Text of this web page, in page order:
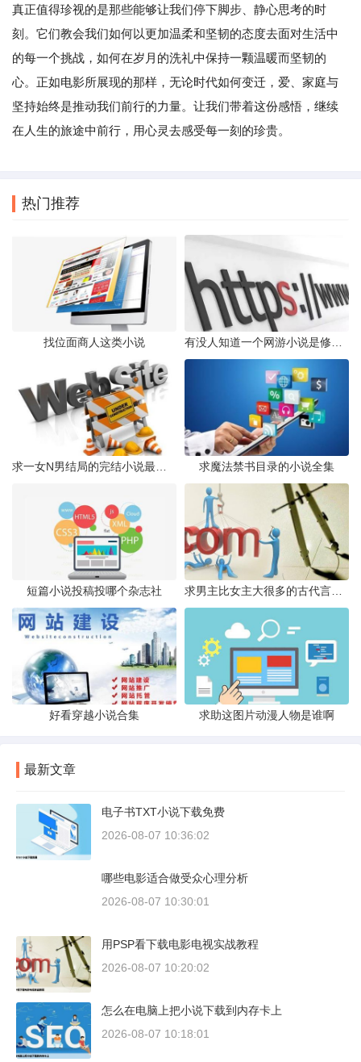
真正值得珍视的是那些能够让我们停下脚步、静心思考的时
刻。它们教会我们如何以更加温柔和坚韧的态度去面对生活中
的每一个挑战，如何在岁月的洗礼中保持一颗温暖而坚韧的
心。正如电影所展现的那样，无论时代如何变迁，爱、家庭与
坚持始终是推动我们前行的力量。让我们带着这份感悟，继续
在人生的旅途中前行，用心灵去感受每一刻的珍贵。
热门推荐
找位面商人这类小说
求魔法禁书目录的小说全集
短篇小说投稿投哪个杂志社
好看穿越小说合集 求助这图片动漫人物是谁啊
最新文章
电子书TXT小说下载免费
2026-08-07 10:36:02
哪些电影适合做受众心理分析
2026-08-07 10:30:01
用PSP看下载电影电视实战教程
2026-08-07 10:20:02
怎么在电脑上把小说下载到内存卡上
2026-08-07 10:18:01